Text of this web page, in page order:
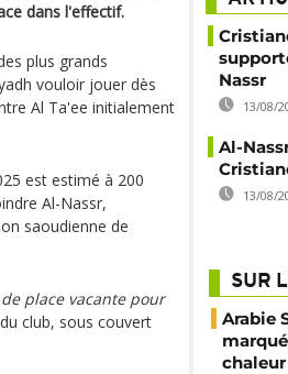
dans l'effectif.
plus grands
vouloir jouer dès
Al Ta'ee initialement
est estimé à 200
Al-Nassr,
saoudienne de
place vacante pour
club, sous couvert
Nassr
13/08/
Al-
13/08/
SUR
Arabie
chaleur